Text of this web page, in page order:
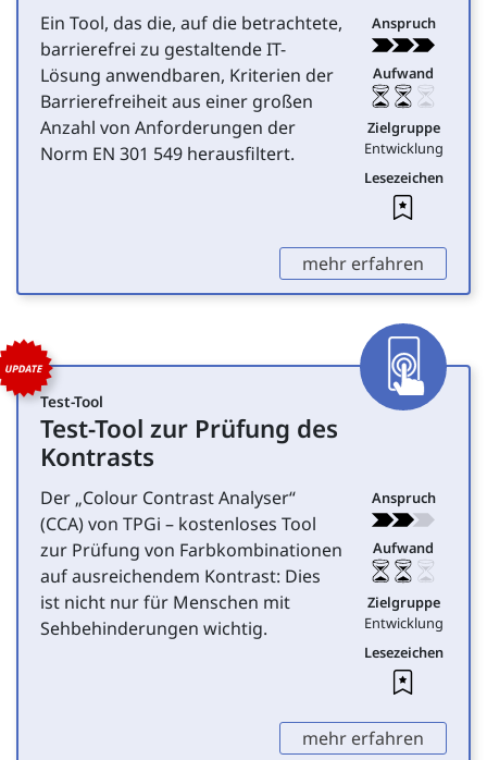
Ein Tool, das die, auf die betrachtete,
barrierefrei zu gestaltende IT-
Lösung anwendbaren, Kriterien der
Barrierefreiheit aus einer großen
Anzahl von Anforderungen der
Norm EN 301 549 herausfiltert.
Anspruch
Aufwand
Zielgruppe
Entwicklung
Lesezeichen
,mehr erfahren
Test-Tool
für Entwicklung
Test-Tool zur Prüfung des
Kontrasts
App
Der „Colour Contrast Analyser“
(CCA) von TPGi – kostenloses Tool
zur Prüfung von Farbkombinationen
auf ausreichendem Kontrast: Dies
ist nicht nur für Menschen mit
Sehbehinderungen wichtig.
Anspruch
Aufwand
Zielgruppe
Entwicklung
Lesezeichen
,mehr erfahren